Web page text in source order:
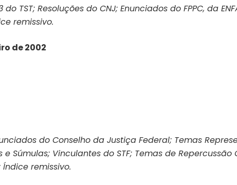
TST; Resoluções do CNJ; Enunciados do FPPC, da
remissivo.
de 2002
do Conselho da Justiça Federal; Temas
Súmulas; Vinculantes do STF; Temas de Repercussão
Índice remissivo.